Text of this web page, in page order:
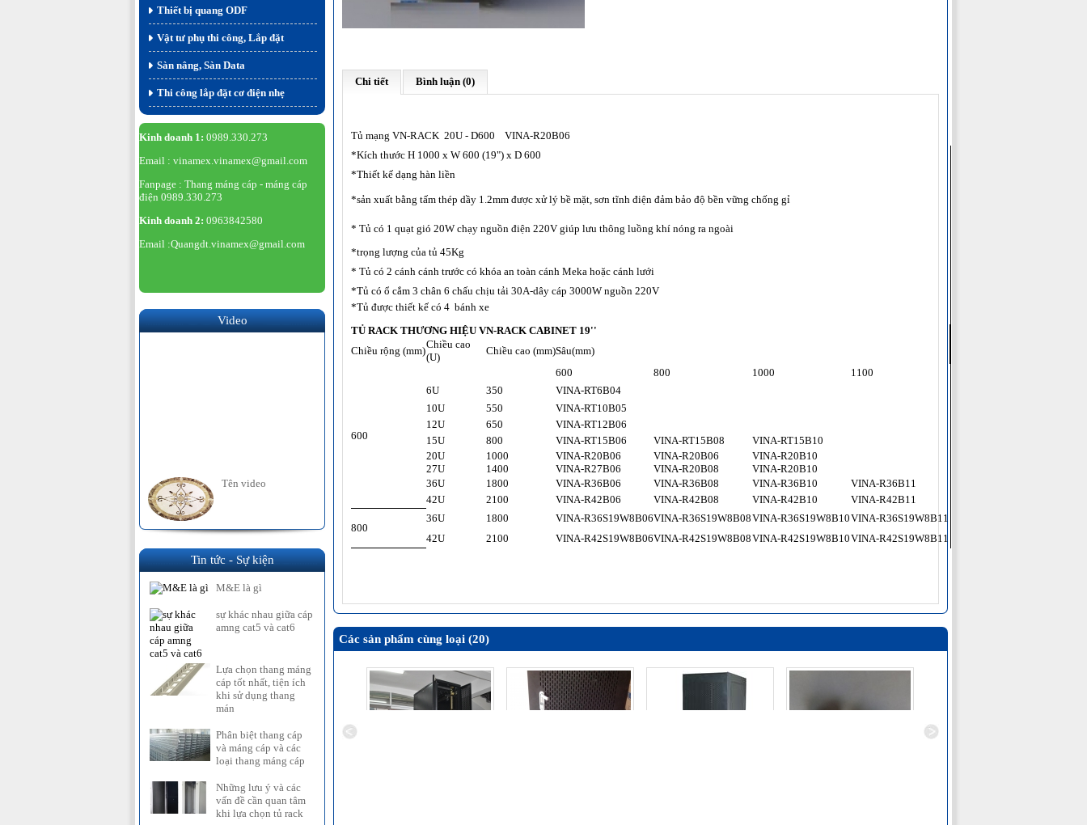
Thiết bị quang ODF
Vật tư phụ thi công, Lắp đặt
Sàn nâng, Sàn Data
Thi công lắp đặt cơ điện nhẹ
Kinh doanh 1: 0989.330.273
Email : vinamex.vinamex@gmail.com
Fanpage : Thang máng cáp - máng cáp
điện 0989.330.273
Kinh doanh 2: 0963842580
Email :Quangdt.vinamex@gmail.com
Video
Tên video
Tin tức - Sự kiện
M&E là gì
sự khác nhau giữa cáp
amng cat5 và cat6
Lựa chọn thang máng
cáp tốt nhất, tiện ích
khi sử dụng thang
mán
Phân biệt thang cáp
và máng cáp và các
loại thang máng cáp
Những lưu ý và các
vấn đề cần quan tâm
khi lựa chọn tủ rack
Chi tiết Bình luận (0)
Tủ mạng VN-RACK 20U - D600
VINA-R20B06
*Kích thước H 1000 x W 600 (19") x D 600
*Thiết kế dạng hàn liền
*sản xuất bằng tấm thép dầy 1.2mm được xử lý bề mặt, sơn tĩnh điện đảm bảo độ bền vững chống gỉ
* Tủ có 1 quạt gió 20W chạy nguồn điện 220V giúp lưu thông luồng khí nóng ra ngoài
*trọng lượng của tủ 45Kg
* Tủ có 2 cánh cánh trước có khóa an toàn cánh Meka hoặc cánh lưới
*Tủ có ổ cắm 3 chân 6 chấu chịu tải 30A-dây cáp 3000W nguồn 220V
*Tủ được thiết kế có 4 bánh xe
TỦ RACK THƯƠNG HIỆU VN-RACK CABINET 19''
Chiều rộng (mm)
Chiều cao
(U)
Chiều cao (mm)Sâu(mm)
600
600 800 1000
1100
6U
350
VINA-RT6B04
10U
550
VINA-RT10B05
12U
650
VINA-RT12B06
15U
800 VINA-RT15B06 VINA-RT15B08
VINA-RT15B10
20U
1000 VINA-R20B06 VINA-R20B06
VINA-R20B10
27U
1400 VINA-R27B06 VINA-R20B08
VINA-R20B10
36U
1800 VINA-R36B06 VINA-R36B08 VINA-R36B10
VINA-R36B11
42U
2100 VINA-R42B06 VINA-R42B08 VINA-R42B10 VINA-R42B11
800
36U 1800 VINA-R36S19W8B06VINA-R36S19W8B08VINA-R36S19W8B10VINA-R36S19W8B11
42U
2100 VINA-R42S19W8B06VINA-R42S19W8B08VINA-R42S19W8B10VINA-R42S19W8B11
Các sản phẩm cùng loại (20)
TỦ RACK 42UD600 Tủ rack 20UD1000